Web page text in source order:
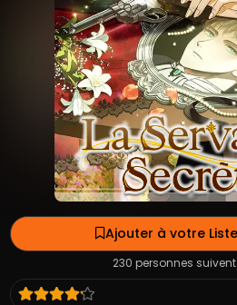
Ajouter à votre
230 personnes